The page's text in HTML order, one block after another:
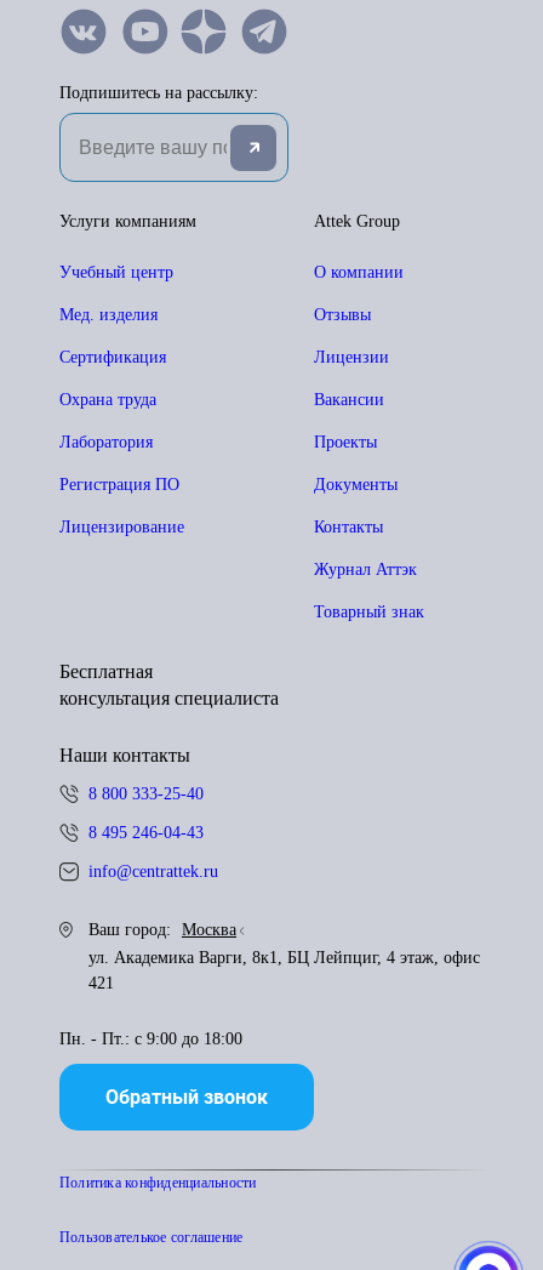
Подпишитесь на рассылку:
Attek Group
О компании
Отзывы
Лицензии
Вакансии
Проекты
Документы
Контакты
Журнал Аттэк
Товарный знак
Услуги компаниям
Учебный центр
Мед. изделия
Сертификация
Охрана труда
Лаборатория
Регистрация ПО
Лицензирование
Бесплатная
консультация специалиста
Наши контакты
8 800 333-25-40
8 495 246-04-43
info@centrattek.ru
Ваш город:
Москва
ул. Академика Варги, 8к1, БЦ Лейпциг, 4 этаж, офис
421
Пн. - Пт.: с 9:00 до 18:00
Обратный звонок
Политика конфиденциальности
Пользователькое соглашение